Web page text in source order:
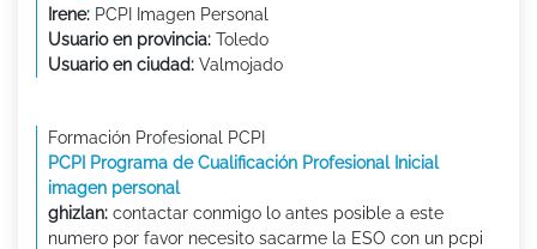
Irene: PCPI Imagen Personal
Usuario en provincia: Toledo
Usuario en ciudad: Valmojado
Formación Profesional PCPI
PCPI Programa de Cualificación Profesional Inicial
imagen personal
ghizlan: contactar conmigo lo antes posible a este
numero por favor necesito sacarme la ESO con un pcpi